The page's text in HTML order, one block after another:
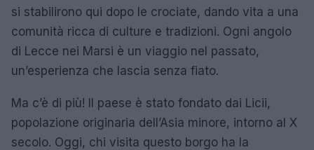
si stabilirono qui dopo le crociate, dando vita a una
comunità ricca di culture e tradizioni. Ogni angolo
di Lecce nei Marsi è un viaggio nel passato,
un’esperienza che lascia senza fiato.
Ma c’è di più! Il paese è stato fondato dai Licii,
popolazione originaria dell’Asia minore, intorno al X
secolo. Oggi, chi visita questo borgo ha la